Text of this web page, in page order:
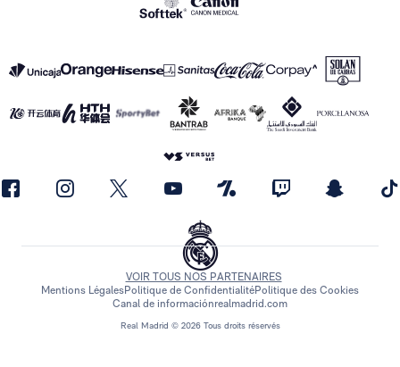
Real Madrid © 2026 Tous droits réservés
VOIR TOUS NOS PARTENAIRES
Mentions LégalesPolitique de ConfidentialitéPolitique des Cookies
Canal de informaciónrealmadrid.com